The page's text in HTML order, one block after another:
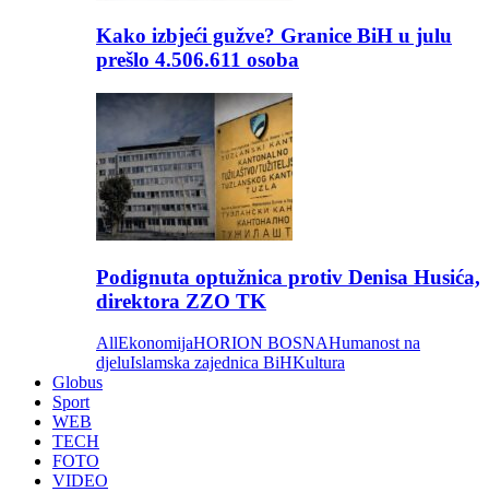
Kako izbjeći gužve? Granice BiH u julu
prešlo 4.506.611 osoba
Podignuta optužnica protiv Denisa Husića,
direktora ZZO TK
AllEkonomijaHORION BOSNAHumanost na
djeluIslamska zajednica BiHKultura
Globus
Sport
WEB
TECH
FOTO
VIDEO